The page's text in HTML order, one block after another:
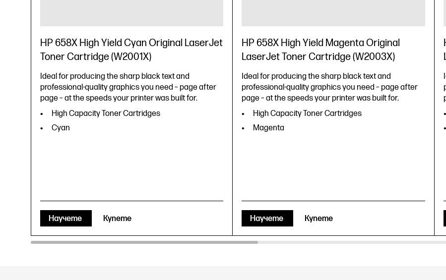
HP 658X High Yield Cyan Original LaserJet
Toner Cartridge (W2001X)
Ideal for producing the sharp black text and
professional-quality graphics you need – page after
page – at the speeds your printer was built for.
High Capacity Toner Cartridges
Cyan
Научете Купете
HP 658X High Yield Magenta Original
LaserJet Toner Cartridge (W2003X)
Ideal for producing the sharp black text and
professional-quality graphics you need – page after
page – at the speeds your printer was built for.
High Capacity Toner Cartridges
Magenta
Научете Купете